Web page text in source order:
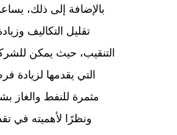
بالإضافة إلى ذلك،
تقليل التكاليف
التنقيب، حيث يمكن
التي يقدمها لزيادة
مثمرة للنفط والغاز
ونظرًا لأهميته في